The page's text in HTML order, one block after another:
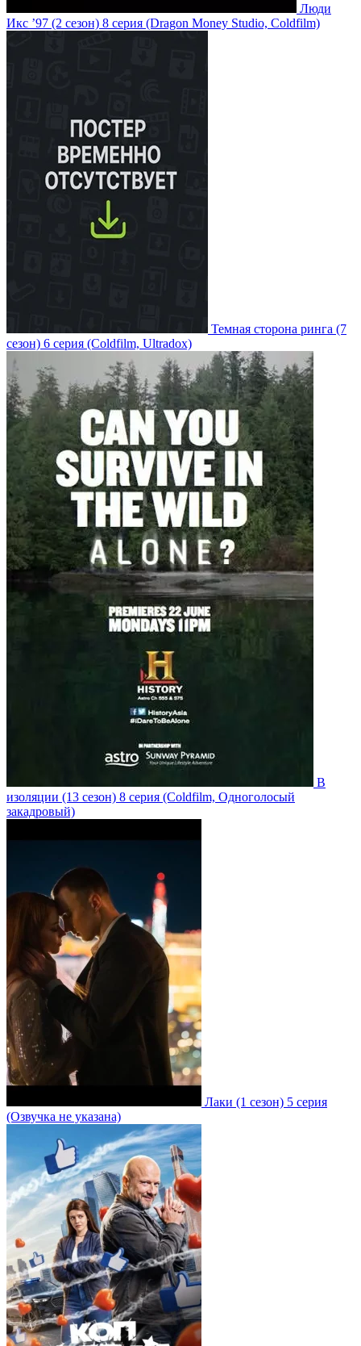
Люди
Икс ’97 (2 сезон) 8 серия (Dragon Money Studio, Coldfilm)
Темная сторона ринга (7
сезон) 6 серия (Coldfilm, Ultradox)
В
изоляции (13 сезон) 8 серия (Coldfilm, Одноголосый
закадровый)
Лаки (1 сезон) 5 серия
(Озвучка не указана)